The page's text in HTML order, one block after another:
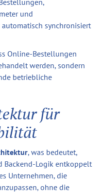
und
synchronisiert
Online-Bestellungen
werden, sondern
betriebliche
für
, was bedeutet,
Backend-Logik entkoppelt
Unternehmen, die
ohne die